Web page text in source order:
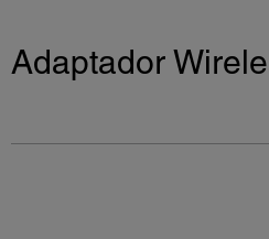
Adaptador